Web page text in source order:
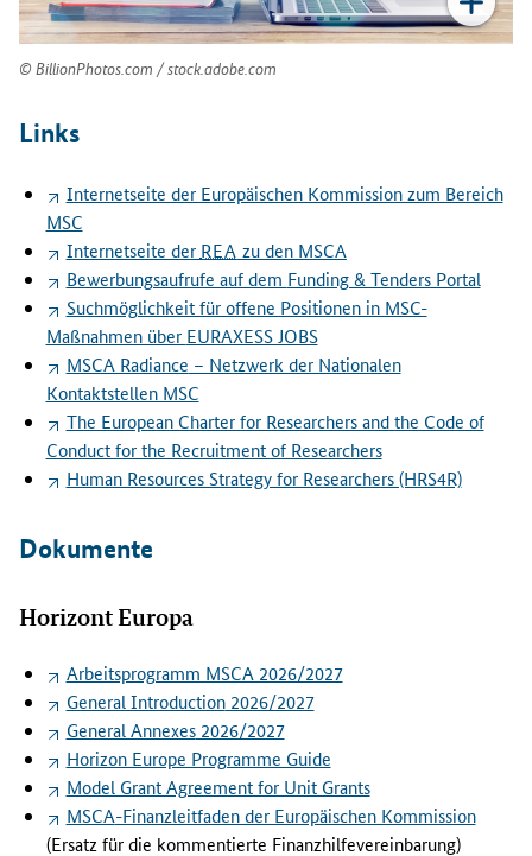
u
n
d
n
s
A
r
g
s
e
u
n
BillionPhotos.com / stock.adobe.com
Links
Internetseite der Europäischen Kommission zum Bereich
MSC
Internetseite der REA zu den MSCA
Bewerbungsaufrufe auf dem Funding & Tenders Portal
Suchmöglichkeit für offene Positionen in MSC-
Maßnahmen über EURAXESS JOBS
MSCA Radiance – Netzwerk der Nationalen
Kontaktstellen MSC
The European Charter for Researchers and the Code of
Conduct for the Recruitment of Researchers
Human Resources Strategy for Researchers (HRS4R)
Dokumente
Horizont Europa
Arbeitsprogramm MSCA 2026/2027
General Introduction2026/2027
General Annexes2026/2027
Horizon Europe Programme Guide
Model Grant Agreement for Unit Grants
MSCA-Finanzleitfaden der Europäischen Kommission
(Ersatz für die kommentierte Finanzhilfevereinbarung)